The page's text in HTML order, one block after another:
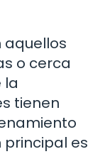
aquellos
o cerca
la
tienen
principal es